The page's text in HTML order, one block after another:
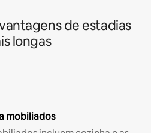
de estadias
longas
mobiliados